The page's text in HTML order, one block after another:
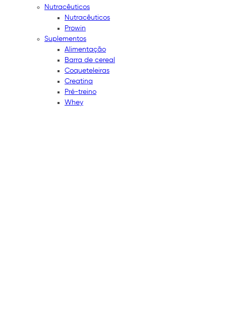
Nutracêuticos
Nutracêuticos
Prowin
Suplementos
Alimentação
Barra de cereal
Coqueteleiras
Creatina
Pré-treino
Whey